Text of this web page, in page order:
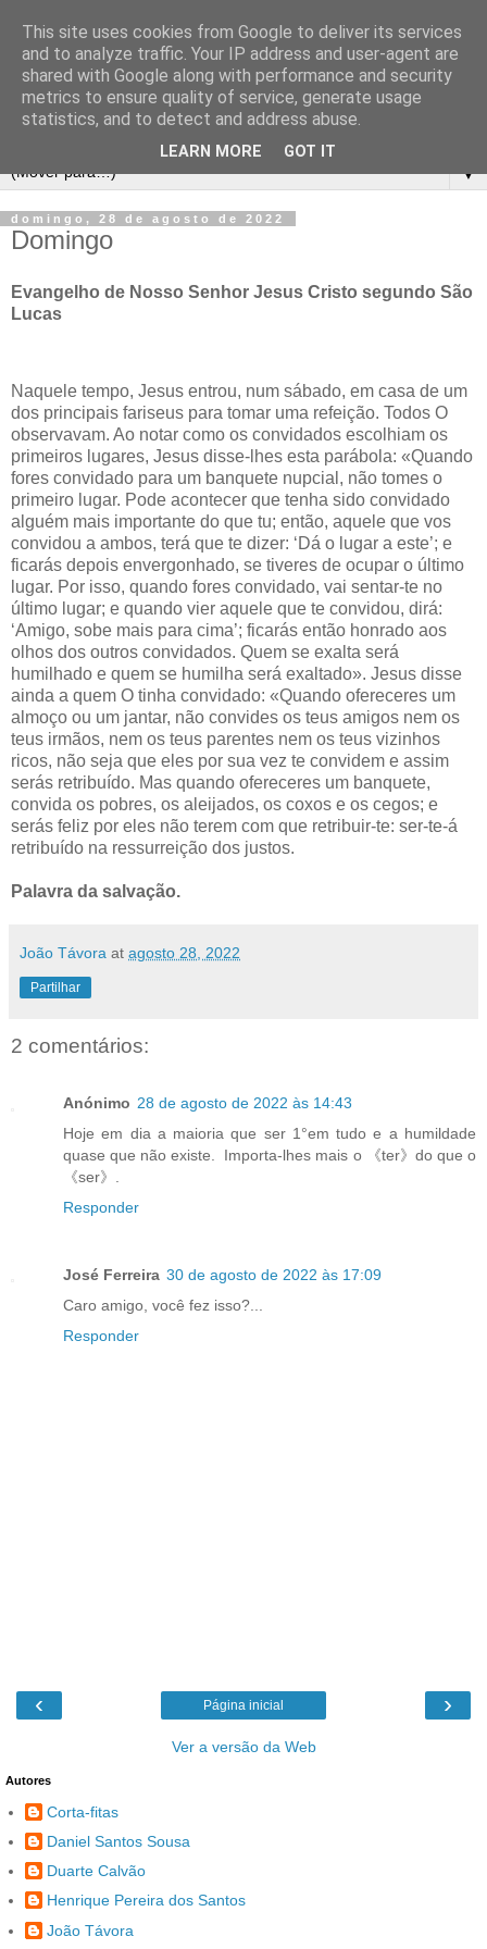
▼
domingo, 28 de agosto de 2022
Domingo
Evangelho de Nosso Senhor Jesus Cristo segundo São
Lucas
Naquele tempo, Jesus entrou, num sábado, em casa de um
dos principais fariseus para tomar uma refeição. Todos O
observavam. Ao notar como os convidados escolhiam os
primeiros lugares, Jesus disse-lhes esta parábola: «Quando
fores convidado para um banquete nupcial, não tomes o
primeiro lugar. Pode acontecer que tenha sido convidado
alguém mais importante do que tu; então, aquele que vos
convidou a ambos, terá que te dizer: ‘Dá o lugar a este’; e
ficarás depois envergonhado, se tiveres de ocupar o último
lugar. Por isso, quando fores convidado, vai sentar-te no
último lugar; e quando vier aquele que te convidou, dirá:
‘Amigo, sobe mais para cima’; ficarás então honrado aos
olhos dos outros convidados. Quem se exalta será
humilhado e quem se humilha será exaltado». Jesus disse
ainda a quem O tinha convidado: «Quando ofereceres um
almoço ou um jantar, não convides os teus amigos nem os
teus irmãos, nem os teus parentes nem os teus vizinhos
ricos, não seja que eles por sua vez te convidem e assim
serás retribuído. Mas quando ofereceres um banquete,
convida os pobres, os aleijados, os coxos e os cegos; e
serás feliz por eles não terem com que retribuir-te: ser-te-á
retribuído na ressurreição dos justos.
Palavra da salvação.
João Távora at agosto 28, 2022
Partilhar
2 comentários:
Anónimo 28 de agosto de 2022 às 14:43
Hoje em dia a maioria que ser 1°em tudo e a humildade
quase que não existe. Importa-lhes mais o 《ter》do que o
《ser》.
Responder
José Ferreira 30 de agosto de 2022 às 17:09
Caro amigo, você fez isso?...
Responder
‹ ›
Página inicial
Ver a versão da Web
Autores
Corta-fitas
Daniel Santos Sousa
Duarte Calvão
Henrique Pereira dos Santos
João Távora
This site uses cookies from Google to deliver its services
and to analyze traffic. Your IP address and user-agent are
shared with Google along with performance and security
metrics to ensure quality of service, generate usage
statistics, and to detect and address abuse.
LEARN MORE GOT IT